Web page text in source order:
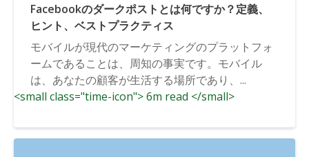
Facebookのダークポストとは何ですか？定義、
ヒント、ベストプラクティス
モバイルが現代のマーケティングのプラットフォ
ームであることは、周知の事実です。モバイル
は、あなたの顧客が生活する場所であり、...
<small class="time-icon"> 6m read </small>